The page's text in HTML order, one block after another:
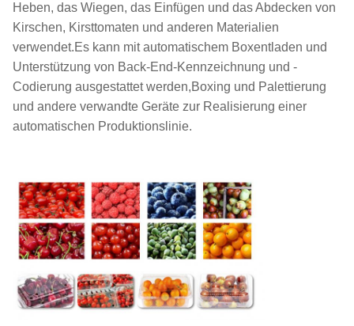
Heben, das Wiegen, das Einfügen und das Abdecken von
Kirschen, Kirsttomaten und anderen Materialien
verwendet.Es kann mit automatischem Boxentladen und
Unterstützung von Back-End-Kennzeichnung und -
Codierung ausgestattet werden,Boxing und Palettierung
und andere verwandte Geräte zur Realisierung einer
automatischen Produktionslinie.